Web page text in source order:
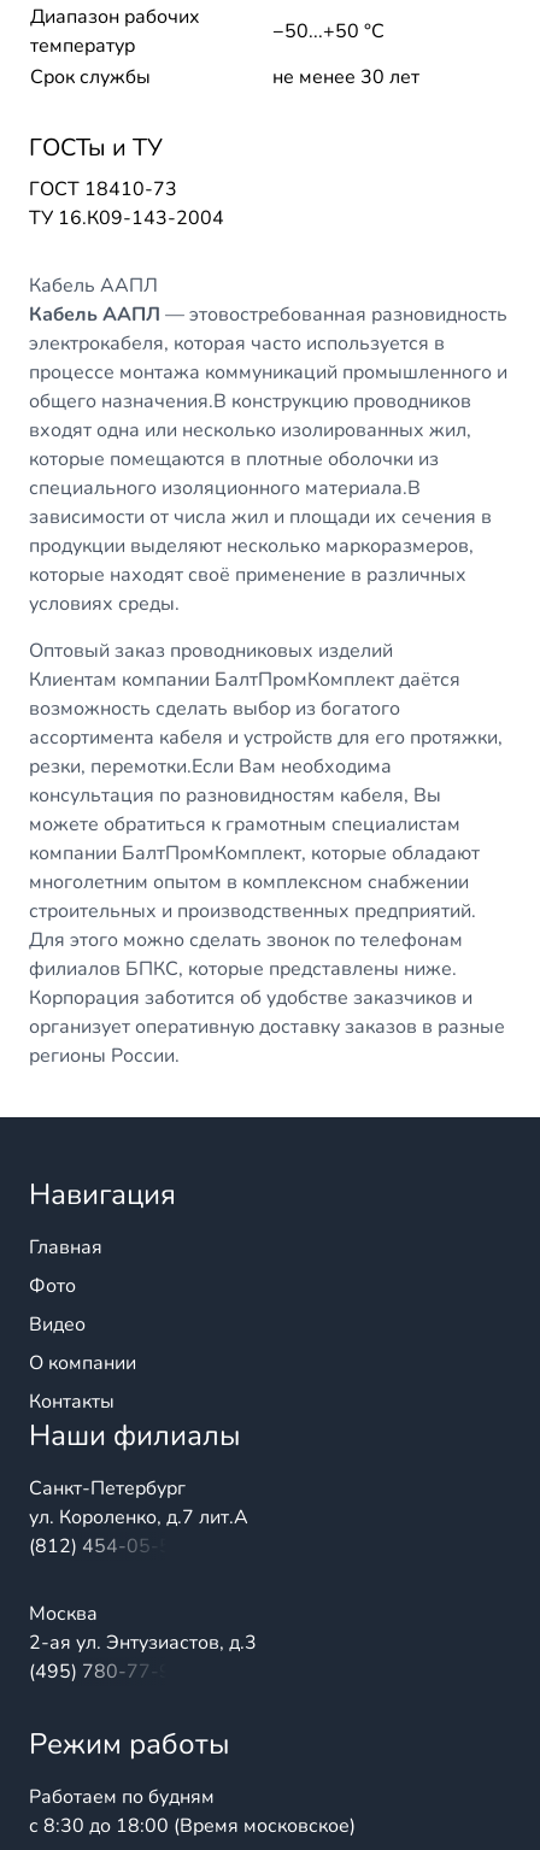
Диапазон рабочих
температур
−50...+50 °C
Срок службы
не менее 30 лет
ГОСТы и ТУ
ГОСТ 18410-73
ТУ 16.К09-143-2004
Кабель ААПЛ
Кабель ААПЛ — этовостребованная разновидность
электрокабеля, которая часто используется в
процессе монтажа коммуникаций промышленного и
общего назначения.В конструкцию проводников
входят одна или несколько изолированных жил,
которые помещаются в плотные оболочки из
специального изоляционного материала.В
зависимости от числа жил и площади их сечения в
продукции выделяют несколько маркоразмеров,
которые находят своё применение в различных
условиях среды.
Оптовый заказ проводниковых изделий
Клиентам компании БалтПромКомплект даётся
возможность сделать выбор из богатого
ассортимента кабеля и устройств для его протяжки,
резки, перемотки.Если Вам необходима
консультация по разновидностям кабеля, Вы
можете обратиться к грамотным специалистам
компании БалтПромКомплект, которые обладают
многолетним опытом в комплексном снабжении
строительных и производственных предприятий.
Для этого можно сделать звонок по телефонам
филиалов БПКС, которые представлены ниже.
Корпорация заботится об удобстве заказчиков и
организует оперативную доставку заказов в разные
регионы России.
Навигация
Главная
Фото
Видео
О компании
Контакты
Наши филиалы
Санкт-Петербург
ул. Короленко, д.7 лит.А
(812) 454-05-54
Москва
2-ая ул. Энтузиастов, д.3
(495) 780-77-98
Режим работы
Работаем по будням
с 8:30 до 18:00 (Время московское)